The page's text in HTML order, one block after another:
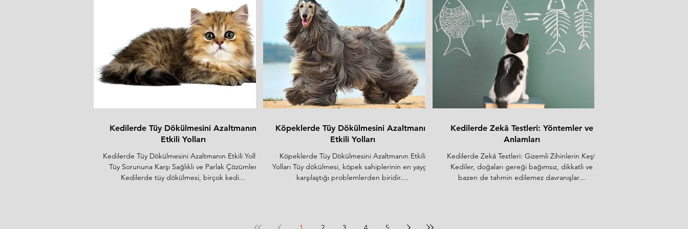
İdrar pH'ının optimize edilmesi
Alt idrar yolu iltihabını azaltır
(omega 3)
Strüvit ve oksalat oluşumu
riskini azaltır (Düşük kalsiyum
ve Fosfor)
MEVCUT AMBALAJLAR:
vücut yapısını korur
MEVCUT AMBALAJLAR:
3 KG
7 KG
12 KG
kütleyi korur ve yağ kütlesini
azaltır
Eklem desteği ve etkileşimleri
ve yaşam kalitesini iyileştirir
MEVCUT AMBALAJLAR:
3 KG
7 KG
12 KG
Kedilerde Tüy Dökülmesini Azaltmanın
Etkili Yolları
Kedilerde Tüy Dökülmesini Azaltmanın Etkili Yolları
Tüy Sorununa Karşı Sağlıklı ve Parlak Çözümler
Kedilerde tüy dökülmesi, birçok kedi...
Köpeklerde Tüy Dökülmesini Azaltmanın
Etkili Yolları
Köpeklerde Tüy Dökülmesini Azaltmanın Etkili
Yolları Tüy dökülmesi, köpek sahiplerinin en yaygın
karşılaştığı problemlerden biridir....
Kedilerde Zekâ Testleri: Yöntemler ve
Anlamları
Kedilerde Zekâ Testleri: Gizemli Zihinlerin Keşfi
Kediler, doğaları gereği bağımsız, dikkatli ve
bazen de tahmin edilemez davranışlar...